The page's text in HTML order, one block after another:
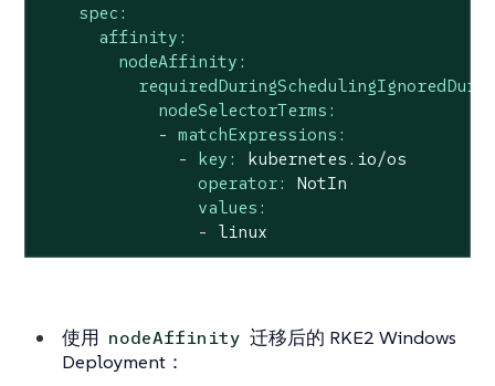
spec:
affinity:
nodeAffinity:
nodeSelectorTerms:
- matchExpressions:
-
key:
kubernetes.io/os
operator:
NotIn
values:
-
linux
使用 nodeAffinity 迁移后的 RKE2 Windows
Deployment：